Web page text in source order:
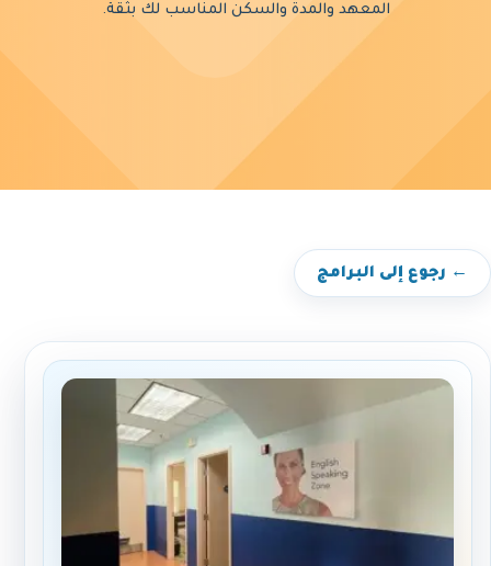
المعهد والمدة والسكن المناسب لك بثقة.
← رجوع إلى البرامج